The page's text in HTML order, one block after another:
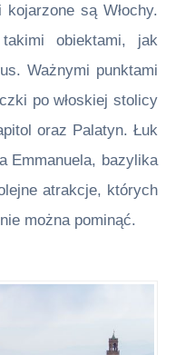
są Włochy.
obiektami, jak
Ważnymi punktami
po włoskiej stolicy
oraz Palatyn. Łuk
Emmanuela, bazylika
atrakcje, których
można pominąć.